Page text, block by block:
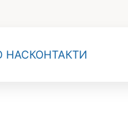
НАСКОНТАКТИ